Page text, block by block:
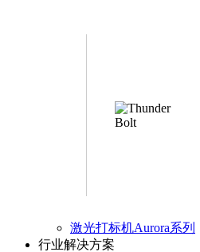
激光打标机Aurora系列
行业解决方案